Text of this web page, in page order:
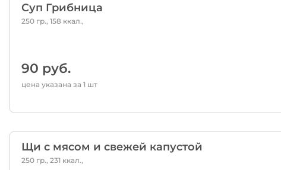
Суп Грибница
250 гр., 158 ккал.,
90 руб.
цена указана за 1 шт
Щи с мясом и свежей капустой
250 гр., 231 ккал.,